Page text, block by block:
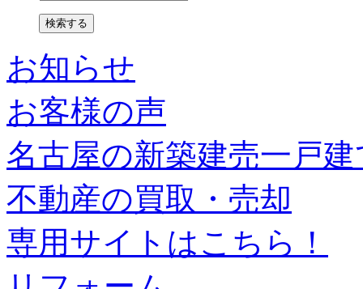
お知らせ
お客様の声
名古屋の新築建売一戸
不動産の買取・売却
専用サイトはこちら！